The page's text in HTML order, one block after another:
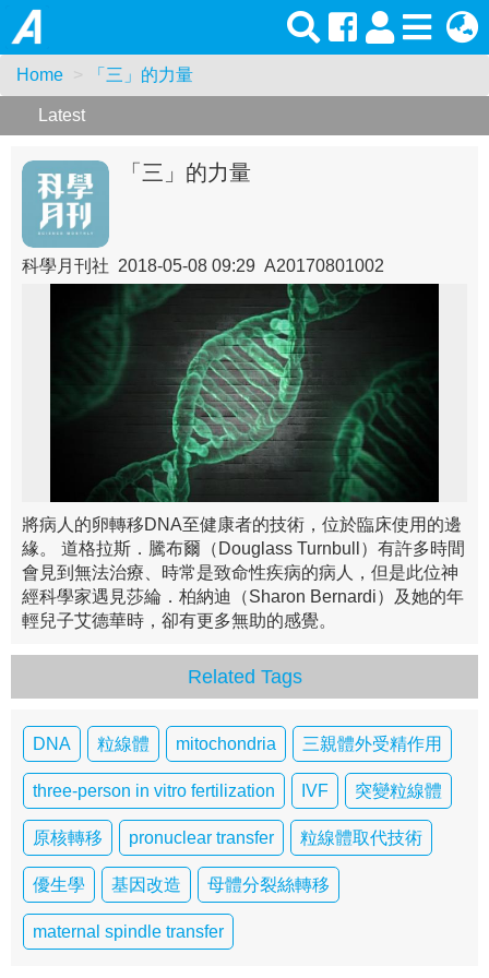
Home 「三」的力量
Latest
「三」的力量
科學月刊社 2018-05-08 09:29 A20170801002
將病人的卵轉移DNA至健康者的技術，位於臨床使用的邊
緣。 道格拉斯．騰布爾（Douglass Turnbull）有許多時間
會見到無法治療、時常是致命性疾病的病人，但是此位神
經科學家遇見莎綸．柏納迪（Sharon Bernardi）及她的年
輕兒子艾德華時，卻有更多無助的感覺。
Related Tags
DNA 粒線體 mitochondria 三親體外受精作用
three-person in vitro fertilization IVF 突變粒線體
原核轉移 pronuclear transfer 粒線體取代技術
優生學 基因改造 母體分裂絲轉移
maternal spindle transfer